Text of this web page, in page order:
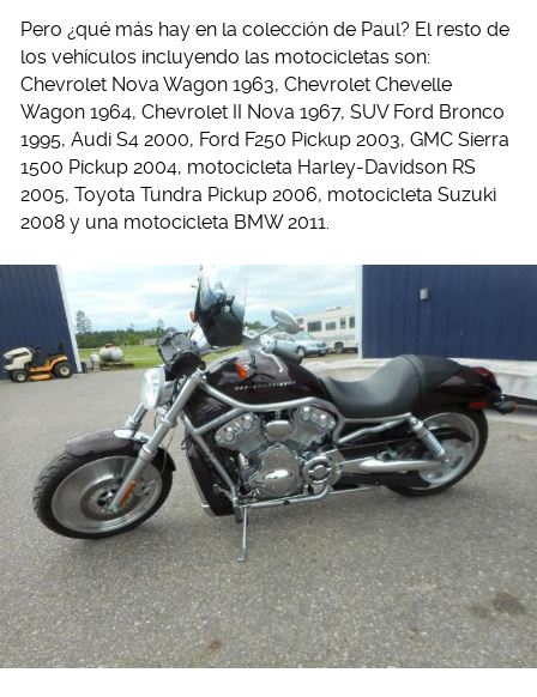
Pero ¿qué más hay en la colección de Paul? El resto de
los vehículos incluyendo las motocicletas son:
Chevrolet Nova Wagon 1963, Chevrolet Chevelle
Wagon 1964, Chevrolet II Nova 1967, SUV Ford Bronco
1995, Audi S4 2000, Ford F250 Pickup 2003, GMC Sierra
1500 Pickup 2004, motocicleta Harley-Davidson RS
2005, Toyota Tundra Pickup 2006, motocicleta Suzuki
2008 y una motocicleta BMW 2011.